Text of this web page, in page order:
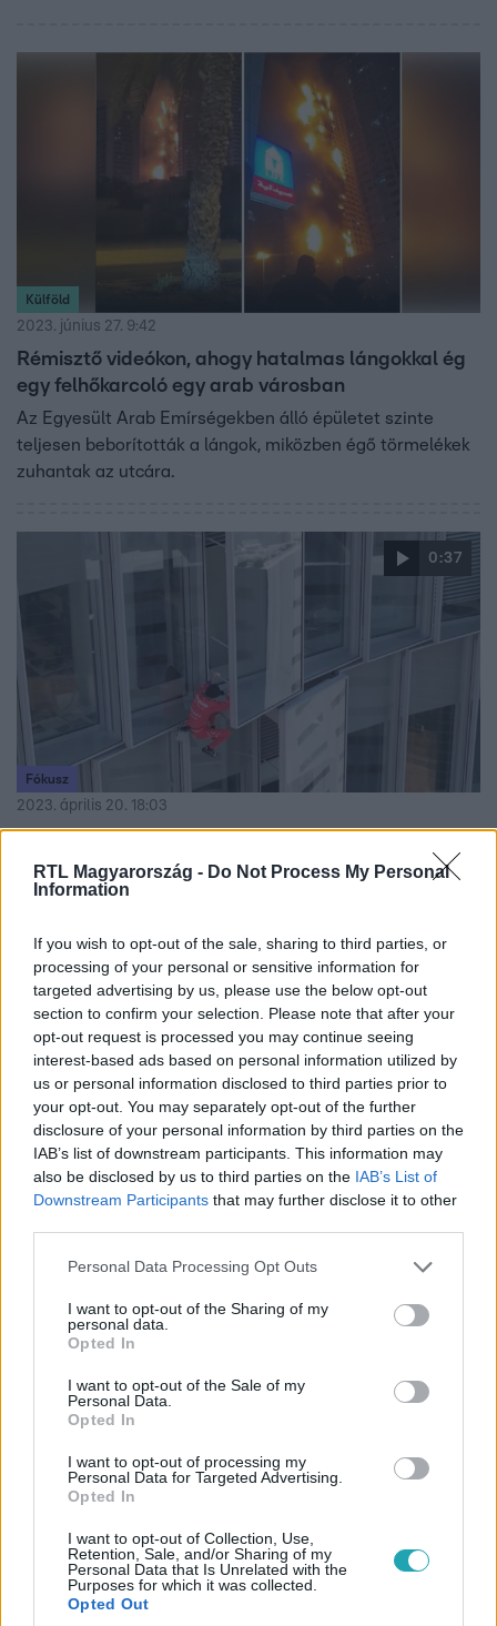
RTL Magyarország - Do Not Process My Personal
Information
If you wish to opt-out of the sale, sharing to third parties, or
processing of your personal or sensitive information for
targeted advertising by us, please use the below opt-out
section to confirm your selection. Please note that after your
opt-out request is processed you may continue seeing
interest-based ads based on personal information utilized by
us or personal information disclosed to third parties prior to
your opt-out. You may separately opt-out of the further
disclosure of your personal information by third parties on the
IAB’s list of downstream participants. This information may
also be disclosed by us to third parties on the IAB’s List of
Downstream Participants that may further disclose it to other
Please note that this website/app uses one or more Google
not limited to your visit or usage behaviour. You may click to
grant or deny consent to Google and its third-party tags to
use your data for below specified purposes in below Google
consent section.
Personal Data Processing Opt Outs
I want to opt-out of the Sharing of my
personal data.
Opted In
I want to opt-out of the Sale of my
Personal Data.
Opted In
I want to opt-out of processing my
Personal Data for Targeted Advertising.
Opted In
I want to opt-out of Collection, Use,
Retention, Sale, and/or Sharing of my
Personal Data that Is Unrelated with the
Purposes for which it was collected.
Opted Out
Külföld
2023. június 27. 9:42
Rémisztő videókon, ahogy hatalmas lángokkal ég
egy felhőkarcoló egy arab városban
Az Egyesült Arab Emírségekben álló épületet szinte
teljesen beborították a lángok, miközben égő törmelékek
zuhantak az utcára.
0:37
Fókusz
2023. április 20. 18:03
megmászott egy felhőkarcolót, az akciót tüntető
honfitársainak ajánlotta
mászott fel a párizsi La Defense üzleti negyedben,
biztosítás és felszerelés nélkül. Az akciót a nyugdíjreform
ellen tiltakozó honfitársainak ajánlotta.
Gazdaság
2023. február 20. 20:35
Egy hihetetlen szép 400 méteres kockát építenek a
szaúdi fővárosba